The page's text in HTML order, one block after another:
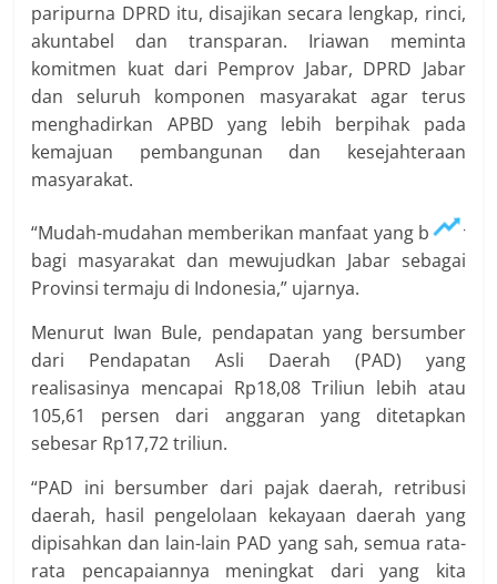
paripurna DPRD itu, disajikan secara lengkap, rinci,
akuntabel dan transparan. Iriawan meminta
komitmen kuat dari Pemprov Jabar, DPRD Jabar
dan seluruh komponen masyarakat agar terus
menghadirkan APBD yang lebih berpihak pada
kemajuan pembangunan dan kesejahteraan
masyarakat.
“Mudah-mudahan memberikan manfaat yang besar
bagi masyarakat dan mewujudkan Jabar sebagai
Provinsi termaju di Indonesia,” ujarnya.
Menurut Iwan Bule, pendapatan yang bersumber
dari Pendapatan Asli Daerah (PAD) yang
realisasinya mencapai Rp18,08 Triliun lebih atau
105,61 persen dari anggaran yang ditetapkan
sebesar Rp17,72 triliun.
“PAD ini bersumber dari pajak daerah, retribusi
daerah, hasil pengelolaan kekayaan daerah yang
dipisahkan dan lain-lain PAD yang sah, semua rata-
rata pencapaiannya meningkat dari yang kita